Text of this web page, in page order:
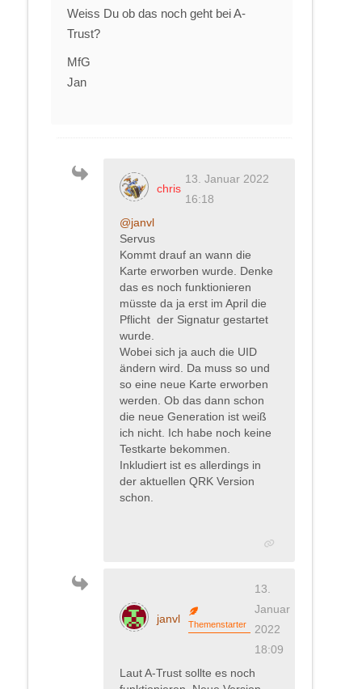
Weiss Du ob das noch geht bei A-
Trust?
MfG
Jan
chris
13. Januar 2022
16:18
@janvl
Servus
Kommt drauf an wann die
Karte erworben wurde. Denke
das es noch funktionieren
müsste da ja erst im April die
Pflicht der Signatur gestartet
wurde.
Wobei sich ja auch die UID
ändern wird. Da muss so und
so eine neue Karte erworben
werden. Ob das dann schon
die neue Generation ist weiß
ich nicht. Ich habe noch keine
Testkarte bekommen.
Inkludiert ist es allerdings in
der aktuellen QRK Version
schon.
janvl Themenstarter
13.
Januar
2022
18:09
Laut A-Trust sollte es noch